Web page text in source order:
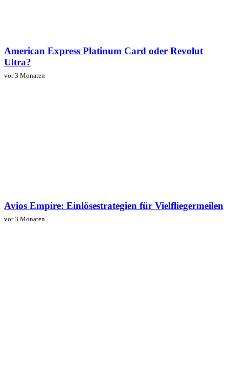
American Express Platinum Card oder Revolut
Ultra?
vor 3 Monaten
Avios Empire: Einlösestrategien für Vielfliegermeilen
vor 3 Monaten